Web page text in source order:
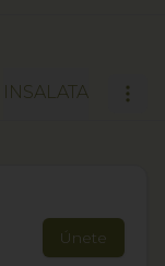
INSALATA
Únete